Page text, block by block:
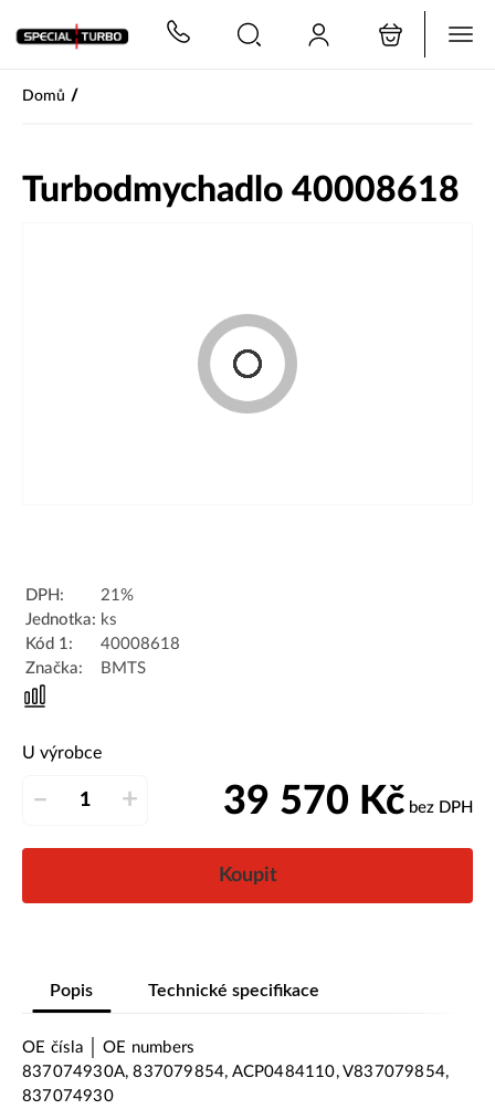
Domů /
Turbodmychadlo 40008618
DPH:
21%
Jednotka: ks
Kód 1:
40008618
Značka:
BMTS
U výrobce
– + 39 570 Kč bez DPH
Koupit
Popis Technické specifikace
OE čísla │ OE numbers
837074930A, 837079854, ACP0484110, V837079854,
837074930